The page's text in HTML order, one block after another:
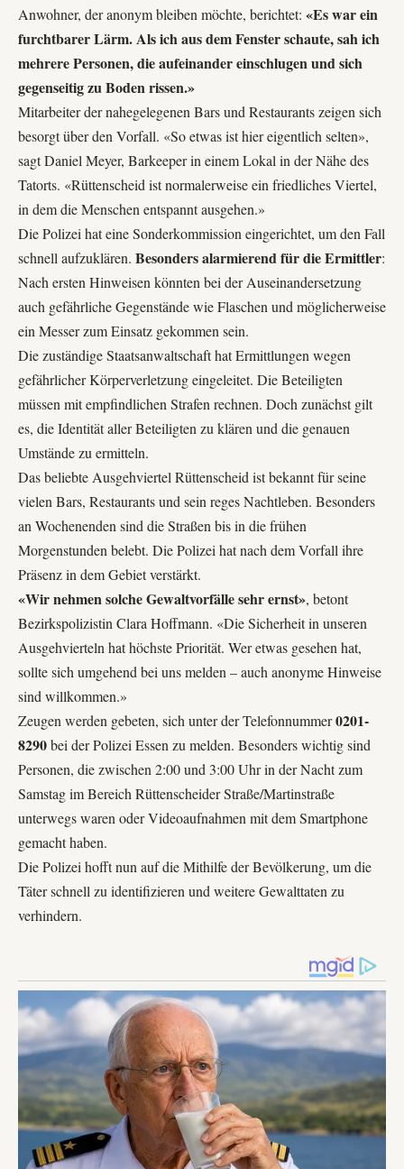
Anwohner, der anonym bleiben möchte, berichtet: «Es war ein
furchtbarer Lärm. Als ich aus dem Fenster schaute, sah ich
mehrere Personen, die aufeinander einschlugen und sich
gegenseitig zu Boden rissen.»
Mitarbeiter der nahegelegenen Bars und Restaurants zeigen sich
besorgt über den Vorfall. «So etwas ist hier eigentlich selten»,
sagt Daniel Meyer, Barkeeper in einem Lokal in der Nähe des
Tatorts. «Rüttenscheid ist normalerweise ein friedliches Viertel,
in dem die Menschen entspannt ausgehen.»
Die Polizei hat eine Sonderkommission eingerichtet, um den Fall
schnell aufzuklären. Besonders alarmierend für die Ermittler:
Nach ersten Hinweisen könnten bei der Auseinandersetzung
auch gefährliche Gegenstände wie Flaschen und möglicherweise
ein Messer zum Einsatz gekommen sein.
Die zuständige Staatsanwaltschaft hat Ermittlungen wegen
gefährlicher Körperverletzung eingeleitet. Die Beteiligten
müssen mit empfindlichen Strafen rechnen. Doch zunächst gilt
es, die Identität aller Beteiligten zu klären und die genauen
Umstände zu ermitteln.
Das beliebte Ausgehviertel Rüttenscheid ist bekannt für seine
vielen Bars, Restaurants und sein reges Nachtleben. Besonders
an Wochenenden sind die Straßen bis in die frühen
Morgenstunden belebt. Die Polizei hat nach dem Vorfall ihre
Präsenz in dem Gebiet verstärkt.
«Wir nehmen solche Gewaltvorfälle sehr ernst», betont
Bezirkspolizistin Clara Hoffmann. «Die Sicherheit in unseren
Ausgehvierteln hat höchste Priorität. Wer etwas gesehen hat,
sollte sich umgehend bei uns melden – auch anonyme Hinweise
sind willkommen.»
Zeugen werden gebeten, sich unter der Telefonnummer0201-
8290bei der Polizei Essen zu melden. Besonders wichtig sind
Personen, die zwischen 2:00 und 3:00 Uhr in der Nacht zum
Samstag im Bereich Rüttenscheider Straße/Martinstraße
unterwegs waren oder Videoaufnahmen mit dem Smartphone
gemacht haben.
Die Polizei hofft nun auf die Mithilfe der Bevölkerung, um die
Täter schnell zu identifizieren und weitere Gewalttaten zu
verhindern.